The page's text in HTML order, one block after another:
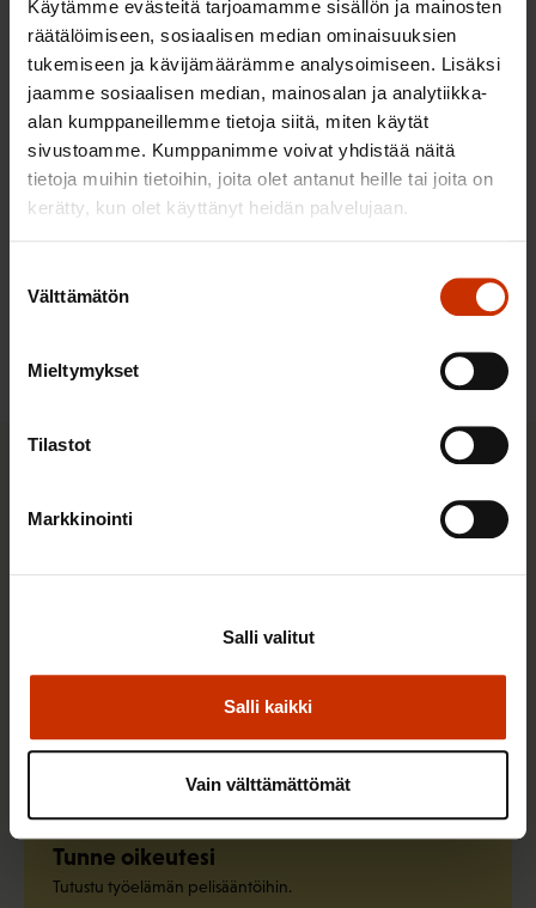
Käytämme evästeitä tarjoamamme sisällön ja mainosten
räätälöimiseen, sosiaalisen median ominaisuuksien
tukemiseen ja kävijämäärämme analysoimiseen. Lisäksi
jaamme sosiaalisen median, mainosalan ja analytiikka-
alan kumppaneillemme tietoja siitä, miten käytät
sivustoamme. Kumppanimme voivat yhdistää näitä
tietoja muihin tietoihin, joita olet antanut heille tai joita on
kerätty, kun olet käyttänyt heidän palvelujaan.
valinta
Välttämätön
Mieltymykset
Tilastot
Markkinointi
Salli kaikki
Salli valitut
Vain välttämättömät
Halpa työ, kallis hinta: ulkomaisten
työntekijöiden työperäinen
hyväksikäyttö ja sen kitkeminen -
selvityksen julkaisu
Liity ammattiliittoon
Tilaa SAK:n uutiskirje.
Tunne oikeutesi
Tutustu työelämän pelisääntöihin.